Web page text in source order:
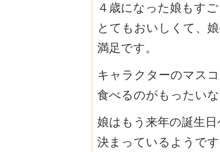
４歳になった娘もす
とてもおいしくて、
満足です。
キャラクターのマス
食べるのがもったい
娘はもう来年の誕生
決まっているようで